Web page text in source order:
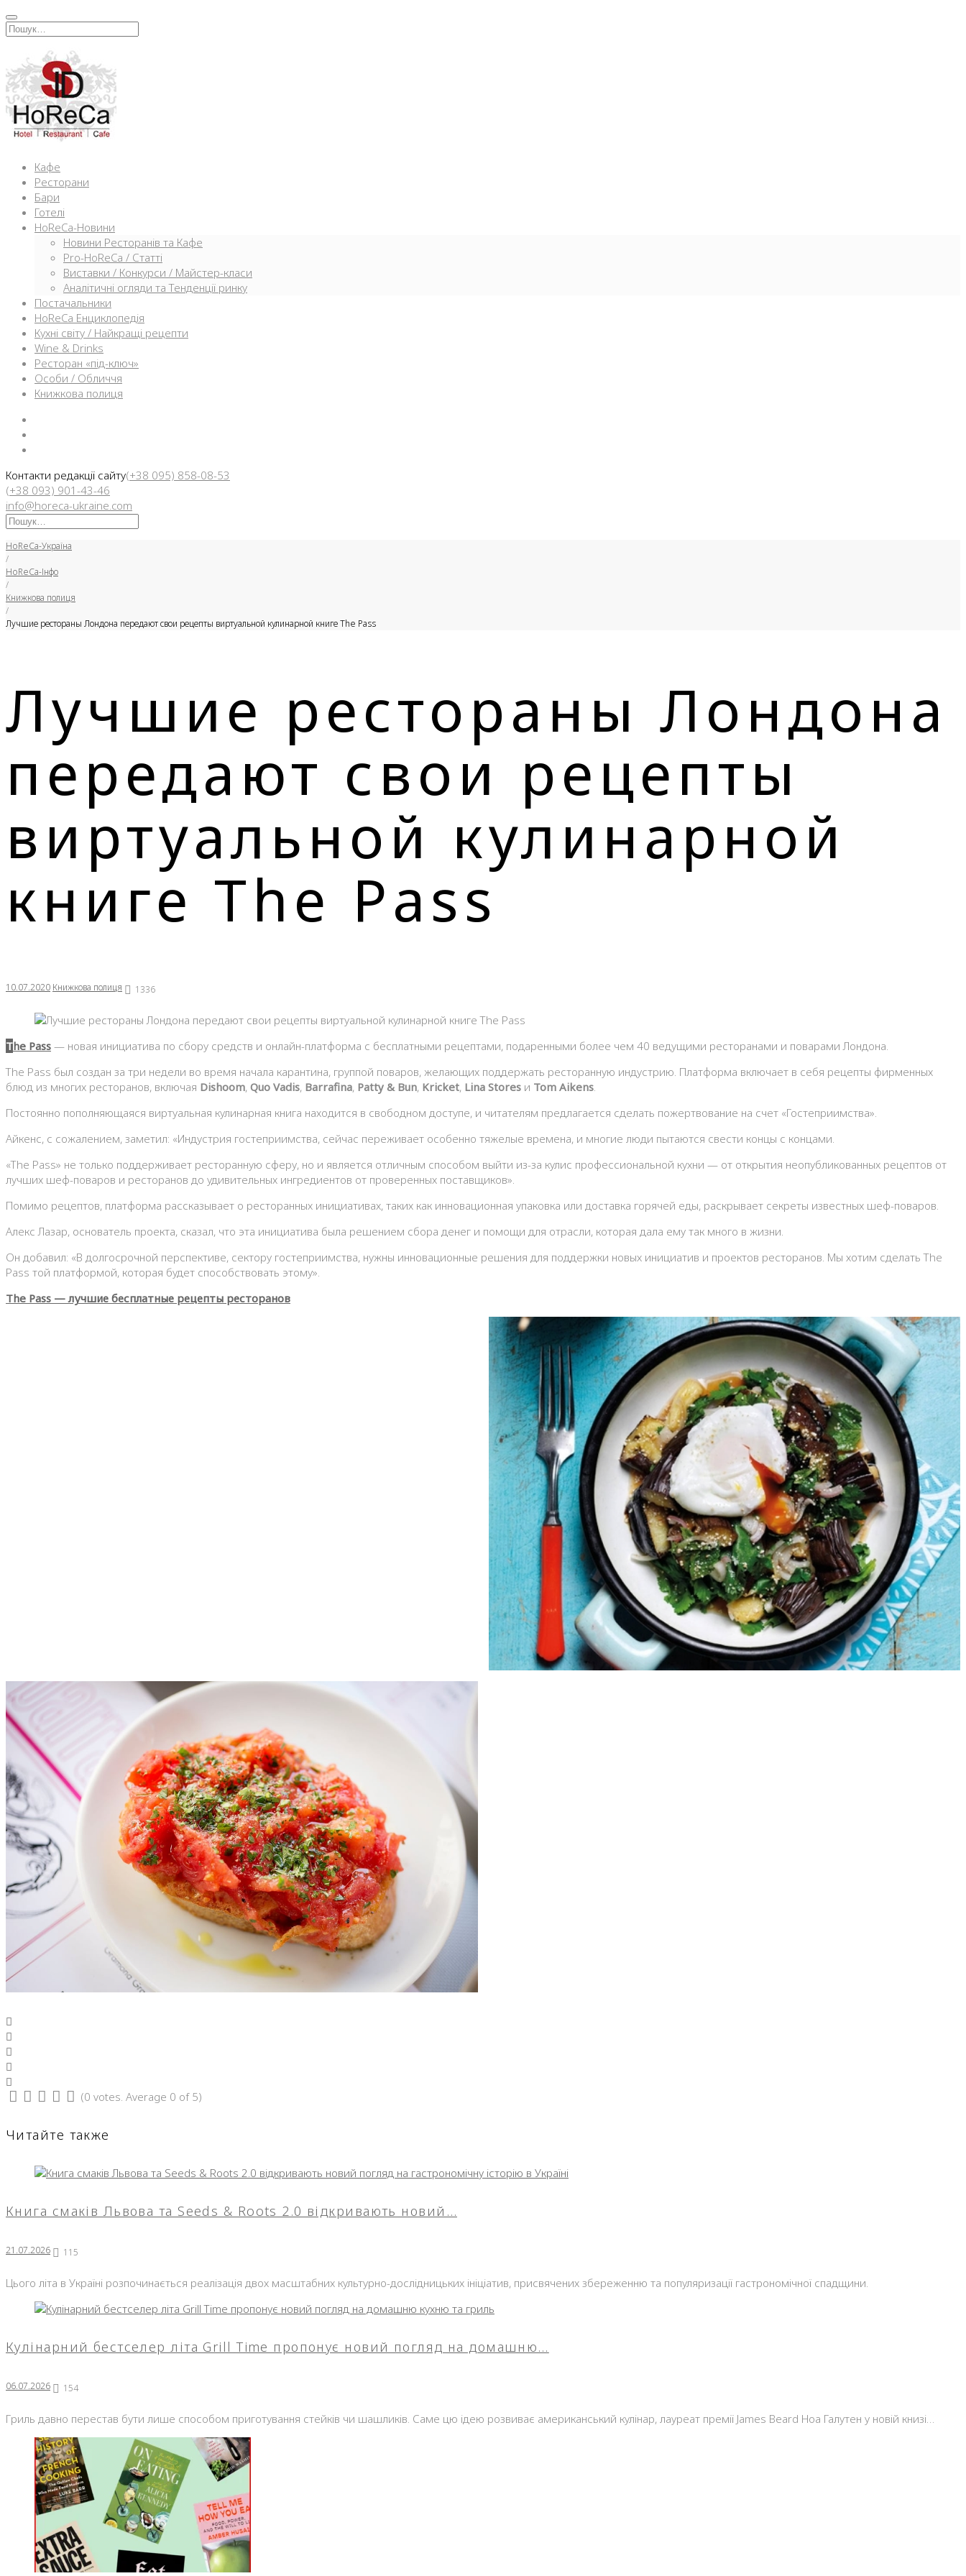
Перейти
кИскать:
Кафе
Ресторани
Бари
Готелі
HoReCa-Новини
Новини Ресторанів та Кафе
Pro-HoReCa / Статті
Виставки / Конкурси / Майстер-класи
Аналітичні огляди та Тенденції ринку
Постачальники
HoReCa Енциклопедія
Кухні світу / Найкращі рецепти
Wine & Drinks
Ресторан «під-ключ»
Особи / Обличчя
Книжкова полиця
Контакти редакції сайту(+38 095) 858-08-53
(+38 093) 901-43-46
info@horeca-ukraine.com
Искать:
HoReCa-Україна
/
HoReCa-Інфо
/
Книжкова полиця
/
Лучшие рестораны Лондона передают свои рецепты виртуальной кулинарной книге The Pass
Лучшие рестораны Лондона
передают свои рецепты
виртуальной кулинарной
книге The Pass
10.07.2020 Книжкова полиця 1336
The Pass — новая инициатива по сбору средств и онлайн-платформа с бесплатными рецептами, подаренными более чем 40 ведущими ресторанами и поварами Лондона.
The Pass был создан за три недели во время начала карантина, группой поваров, желающих поддержать ресторанную индустрию. Платформа включает в себя рецепты фирменных
блюд из многих ресторанов, включая Dishoom, Quo Vadis, Barrafina, Patty & Bun, Kricket, Lina Stores и Tom Aikens
Постоянно пополняющаяся виртуальная кулинарная книга находится в свободном доступе, и читателям предлагается сделать пожертвование на счет «Гостеприимства».
Айкенс, с сожалением, заметил: «Индустрия гостеприимства, сейчас переживает особенно тяжелые времена, и многие люди пытаются свести концы с концами.
«The Pass» не только поддерживает ресторанную сферу, но и является отличным способом выйти из-за кулис профессиональной кухни — от открытия неопубликованных рецептов от
лучших шеф-поваров и ресторанов до удивительных ингредиентов от проверенных поставщиков».
Помимо рецептов, платформа рассказывает о ресторанных инициативах, таких как инновационная упаковка или доставка горячей еды, раскрывает секреты известных шеф-поваров.
Алекс Лазар, основатель проекта, сказал, что эта инициатива была решением сбора денег и помощи для отрасли, которая дала ему так много в жизни.
Он добавил: «В долгосрочной перспективе, сектору гостеприимства, нужны инновационные решения для поддержки новых инициатив и проектов ресторанов. Мы хотим сделать The
Pass той платформой, которая будет способствовать этому».
The Pass — лучшие бесплатные рецепты ресторанов
(0 votes . Average 0 of 5)
Читайте также
Книга смаків Львова та Seeds & Roots 2.0 відкривають новий…
21.07.2026 115
Цього літа в Україні розпочинається реалізація двох масштабних культурно-дослідницьких ініціатив, присвячених збереженню та популяризації гастрономічної спадщини.
Кулінарний бестселер літа Grill Time пропонує новий погляд на домашню…
06.07.2026 154
Гриль давно перестав бути лише способом приготування стейків чи шашликів. Саме цю ідею розвиває американський кулінар, лауреат премії James Beard Ноа Галутен у новій книзі…